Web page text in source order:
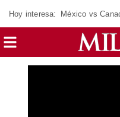
Hoy interesa: México vs